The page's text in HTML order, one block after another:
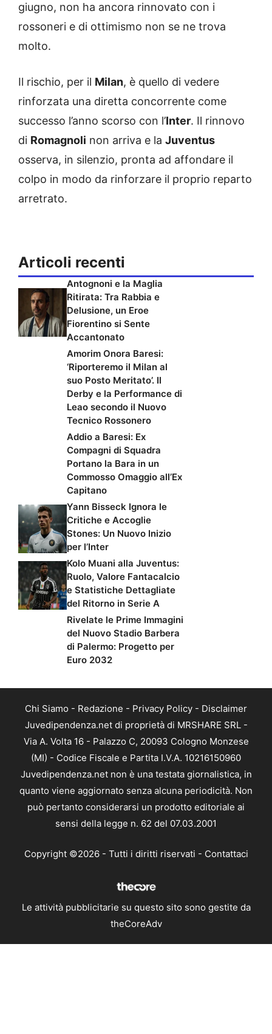
giugno, non ha ancora rinnovato con i
rossoneri e di ottimismo non se ne trova
molto.
Il rischio, per il Milan, è quello di vedere
rinforzata una diretta concorrente come
successo l’anno scorso con l’Inter. Il rinnovo
di Romagnoli non arriva e la Juventus
osserva, in silenzio, pronta ad affondare il
colpo in modo da rinforzare il proprio reparto
arretrato.
Articoli recenti
Antognoni e la Maglia
Ritirata: Tra Rabbia e
Delusione, un Eroe
Fiorentino si Sente
Accantonato
Amorim Onora Baresi:
‘Riporteremo il Milan al
suo Posto Meritato’. Il
Derby e la Performance di
Leao secondo il Nuovo
Tecnico Rossonero
Addio a Baresi: Ex
Compagni di Squadra
Portano la Bara in un
Commosso Omaggio all’Ex
Capitano
Yann Bisseck Ignora le
Critiche e Accoglie
Stones: Un Nuovo Inizio
per l’Inter
Kolo Muani alla Juventus:
Ruolo, Valore Fantacalcio
e Statistiche Dettagliate
del Ritorno in Serie A
Rivelate le Prime Immagini
del Nuovo Stadio Barbera
di Palermo: Progetto per
Euro 2032
Chi Siamo - Redazione - Privacy Policy - Disclaimer
Juvedipendenza.net di proprietà di MRSHARE SRL -
Via A. Volta 16 - Palazzo C, 20093 Cologno Monzese
(MI) - Codice Fiscale e Partita I.V.A. 10216150960
Juvedipendenza.net non è una testata giornalistica, in
quanto viene aggiornato senza alcuna periodicità. Non
può pertanto considerarsi un prodotto editoriale ai
sensi della legge n. 62 del 07.03.2001
Copyright ©2026 - Tutti i diritti riservati - Contattaci
Le attività pubblicitarie su questo sito sono gestite da
theCoreAdv